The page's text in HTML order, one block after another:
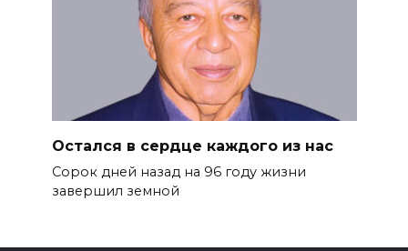
Остался в сердце каждого из нас
Сорок дней назад на 96 году жиз­ни
завершил земной